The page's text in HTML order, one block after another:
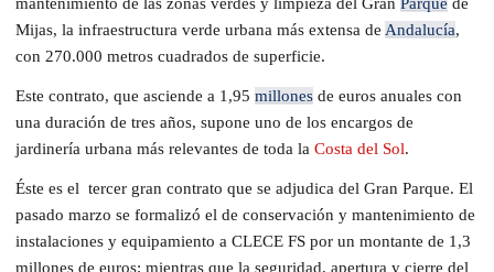
mantenimiento de las zonas verdes y limpieza del Gran Parque de
Mijas, la infraestructura verde urbana más extensa de Andalucía,
con 270.000 metros cuadrados de superficie.
Este contrato, que asciende a 1,95 millones de euros anuales con
una duración de tres años, supone uno de los encargos de
jardinería urbana más relevantes de toda la Costa del Sol.
Éste es el tercer gran contrato que se adjudica del Gran Parque. El
pasado marzo se formalizó el de conservación y mantenimiento de
instalaciones y equipamiento a CLECE FS por un montante de 1,3
millones de euros; mientras que la seguridad, apertura y cierre del